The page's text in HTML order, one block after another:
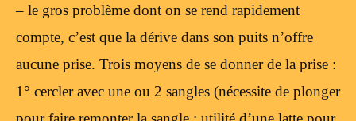
– le gros problème dont on se rend rapidement
compte, c’est que la dérive dans son puits n’offre
aucune prise. Trois moyens de se donner de la prise :
1° cercler avec une ou 2 sangles (nécessite de plonger